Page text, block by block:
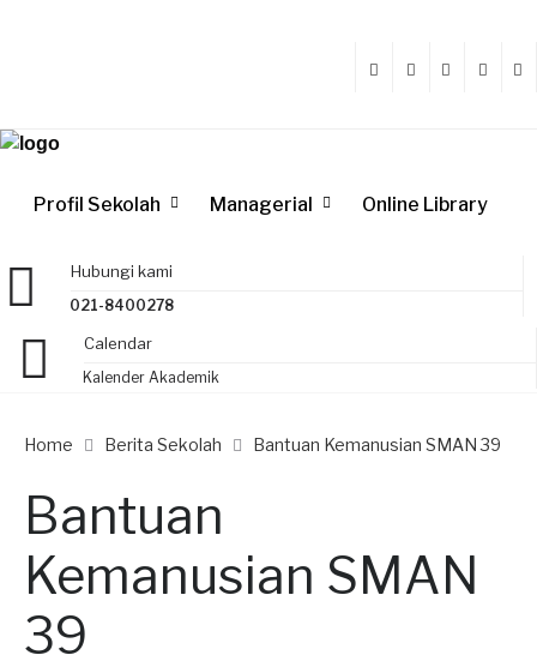
Profil Sekolah Managerial Online Library
Hubungi kami
021-8400278
Calendar
Kalender Akademik
Home Berita Sekolah Bantuan Kemanusian SMAN 39
Bantuan
Kemanusian SMAN
39